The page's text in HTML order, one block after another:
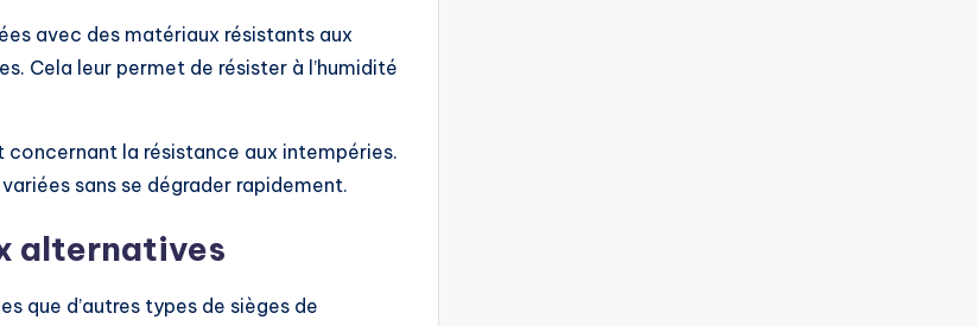
avec des matériaux résistants aux
Cela leur permet de résister à l’humidité
la résistance aux intempéries.
sans se dégrader rapidement.
alternatives
que d’autres types de sièges de